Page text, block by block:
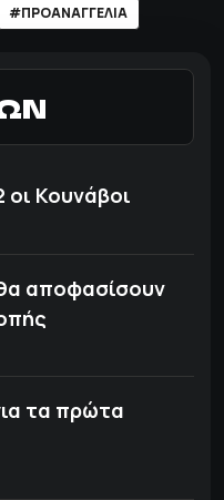
#ΠΡΟΑΝΑΓΓΕΛΙΑ
οι Κουνάβοι
αποφασίσουν
τα πρώτα